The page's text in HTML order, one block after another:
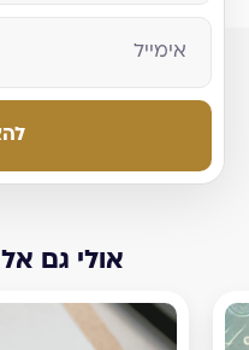
אולי גם